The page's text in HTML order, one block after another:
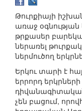
Թուրքիայի
առաջ
թրքասեր
ներառել
ներմուծող
Երկու տարի է
երրորդ
չեն բացում,